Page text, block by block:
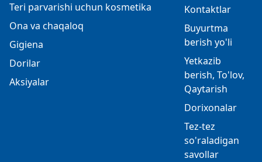
Teri parvarishi uchun kosmetika
Ona va chaqaloq
Gigiena
Dorilar
Aksiyalar
Kontaktlar
Buyurtma
berish yo'li
Yetkazib
berish, To'lov,
Qaytarish
Dorixonalar
Tez-tez
so'raladigan
savollar